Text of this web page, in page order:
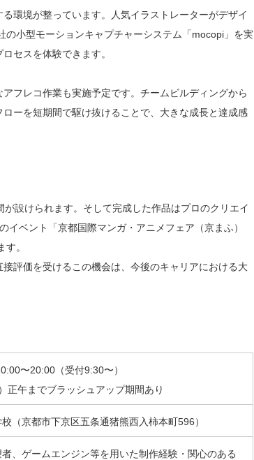
環境が整っています。人気イラストレーターがデザイ
小型モーションキャプチャーシステム「mocopi」を実
セスを体験できます。
フレコ作業も実施予定です。チームビルディングから
ーを短期間で駆け抜けることで、大きな成長と達成感
設けられます。そして完成した作品はプロのクリエイ
ベント「京都国際マンガ・アニメフェア（京まふ）
。
評価を受けるこの機会は、今後のキャリアにおける大
〜20:00（受付9:30〜）
午までブラッシュアップ期間あり
（京都市下京区五条通猪熊西入柿本町596）
、ゲームエンジン等を用いた制作経験・関心のある